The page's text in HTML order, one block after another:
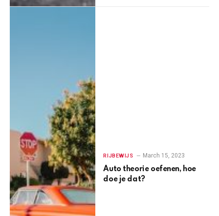
RIJBEWIJS March 15, 2023
Auto theorie oefenen, hoe
doe je dat?